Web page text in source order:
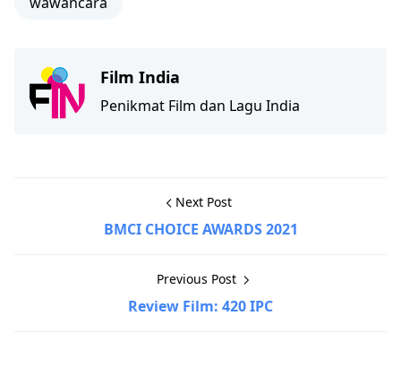
Film India
Penikmat Film dan Lagu India
Next Post
BMCI CHOICE AWARDS 2021
Previous Post
Review Film: 420 IPC